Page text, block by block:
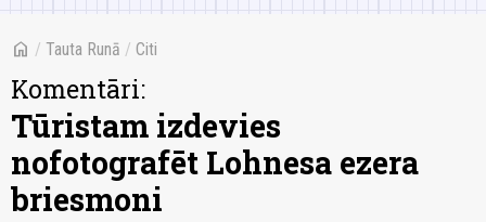
home / Tauta Runā / Citi
Komentāri:
Tūristam izdevies
nofotografēt Lohnesa ezera
briesmoni